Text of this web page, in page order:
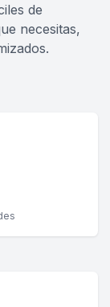
de
necesitas,